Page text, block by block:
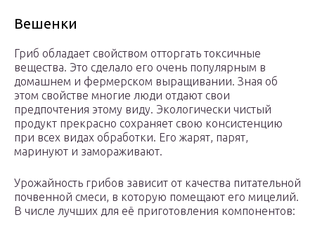
Вешенки
Гриб обладает свойством отторгать токсичные
вещества. Это сделало его очень популярным в
домашнем и фермерском выращивании. Зная об
этом свойстве многие люди отдают свои
предпочтения этому виду. Экологически чистый
продукт прекрасно сохраняет свою консистенцию
при всех видах обработки. Его жарят, парят,
маринуют и замораживают.
Урожайность грибов зависит от качества питательной
почвенной смеси, в которую помещают его мицелий.
В числе лучших для её приготовления компонентов: